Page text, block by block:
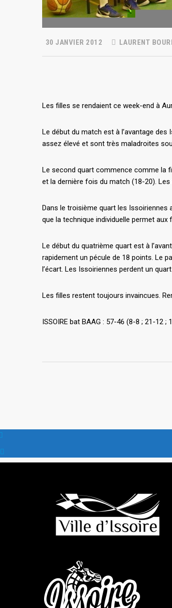
30 JANVIER 2012 LAURENT
Les filles se rendaient ce week-end à
Le début du match est à l’avantage
assez élevé et sont très maladroites
Le second quart commence comme la
et la dernière fois du match (18-20).
Dans le troisième quart les Issoiriennes
que la technique individuelle permet aux
Le début du quatrième quart est à
rapidement un pécule de 18 points. Le
l’écart. Les Issoiriennes perdent un
Les filles restent toujours invaincues.
ISSOIRE bat BAAG : 57-46 (8-8 ; 21-12 ;